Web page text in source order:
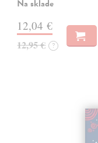
Na sklade
12,04 €
12,95 € ?